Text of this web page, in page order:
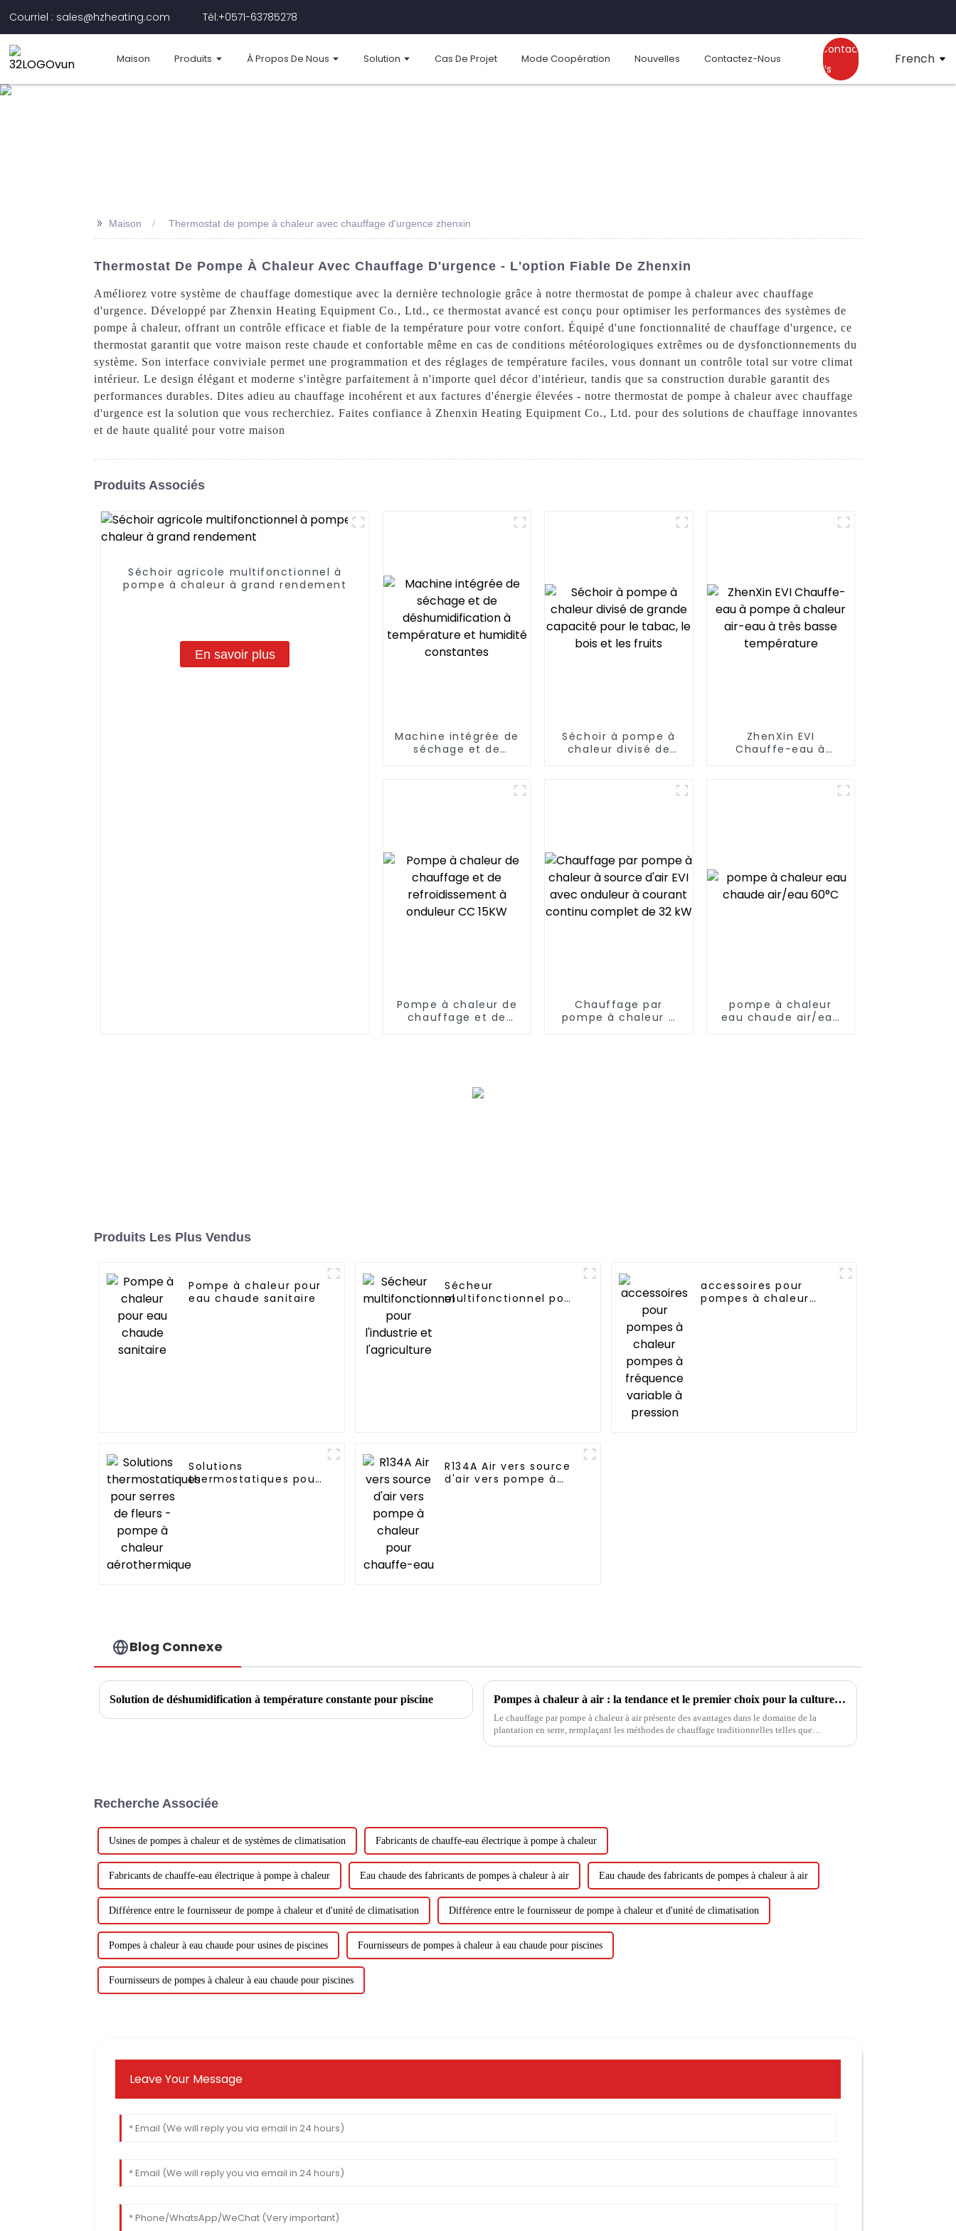
Courriel : sales@hzheating.com Tél:+0571-63785278
Maison Produits À Propos De Nous Solution Cas De Projet Mode Coopération Nouvelles Contactez-Nous
Contact
Us
French
>> Maison Thermostat de pompe à chaleur avec chauffage d'urgence zhenxin
Thermostat De Pompe À Chaleur Avec Chauffage D'urgence - L'option Fiable De Zhenxin
Améliorez votre système de chauffage domestique avec la dernière technologie grâce à notre thermostat de pompe à chaleur avec chauffage
d'urgence. Développé par Zhenxin Heating Equipment Co., Ltd., ce thermostat avancé est conçu pour optimiser les performances des systèmes de
pompe à chaleur, offrant un contrôle efficace et fiable de la température pour votre confort. Équipé d'une fonctionnalité de chauffage d'urgence, ce
thermostat garantit que votre maison reste chaude et confortable même en cas de conditions météorologiques extrêmes ou de dysfonctionnements du
système. Son interface conviviale permet une programmation et des réglages de température faciles, vous donnant un contrôle total sur votre climat
intérieur. Le design élégant et moderne s'intègre parfaitement à n'importe quel décor d'intérieur, tandis que sa construction durable garantit des
performances durables. Dites adieu au chauffage incohérent et aux factures d'énergie élevées - notre thermostat de pompe à chaleur avec chauffage
d'urgence est la solution que vous recherchiez. Faites confiance à Zhenxin Heating Equipment Co., Ltd. pour des solutions de chauffage innovantes
et de haute qualité pour votre maison
Produits Associés
Séchoir agricole multifonctionnel à
pompe à chaleur à grand rendement
En savoir plus
Machine intégrée de
séchage et de
humidité constantes
Séchoir à pompe à
chaleur divisé de
ZhenXin EVI
Chauffe-eau à
Pompe à chaleur de
chauffage et de
Chauffage par
pompe à chaleur à
pompe à chaleur
eau chaude air/eau
Produits Les Plus Vendus
Pompe à chaleur pour
eau chaude sanitaire
Sécheur
multifonctionnel pour
accessoires pour
pompes à chaleur
Solutions
thermostatiques pour
R134A Air vers source
d'air vers pompe à
Blog Connexe
Solution de déshumidification à température constante pour piscine Pompes à chaleur à air : la tendance et le premier choix pour la culture et le chauffage des serres
Le chauffage par pompe à chaleur à air présente des avantages dans le domaine de la
plantation en serre, remplaçant les méthodes de chauffage traditionnelles telles que
Recherche Associée
Usines de pompes à chaleur et de systèmes de climatisation Fabricants de chauffe-eau électrique à pompe à chaleur
Fabricants de chauffe-eau électrique à pompe à chaleur Eau chaude des fabricants de pompes à chaleur à air Eau chaude des fabricants de pompes à chaleur à air
Différence entre le fournisseur de pompe à chaleur et d'unité de climatisation Différence entre le fournisseur de pompe à chaleur et d'unité de climatisation
Pompes à chaleur à eau chaude pour usines de piscines Fournisseurs de pompes à chaleur à eau chaude pour piscines
Fournisseurs de pompes à chaleur à eau chaude pour piscines
Leave Your Message